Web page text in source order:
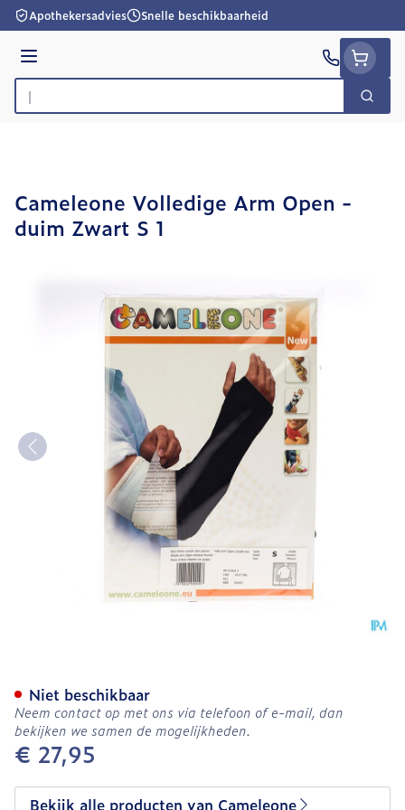
Ga naar de inhoud
Apothekersadvies Snelle beschikbaarheid
Menu
Product, merk, categorie...
Zoek
Cameleone Volledige Arm Open -
duim Zwart S 1
€ 27,95
Niet beschikbaar
Neem contact op met ons via telefoon of e-mail, dan
bekijken we samen de mogelijkheden.
Bekijk alle producten van Cameleone